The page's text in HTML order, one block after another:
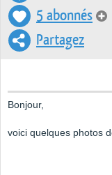
5 abonnés
Partagez
Bonjour,
voici quelques photos